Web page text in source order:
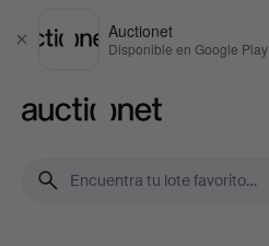
Cerrar
Auctionet
Disponible en Google Play